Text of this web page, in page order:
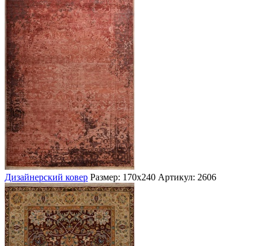
Дизайнерский ковер Размер: 170х240 Артикул: 2606